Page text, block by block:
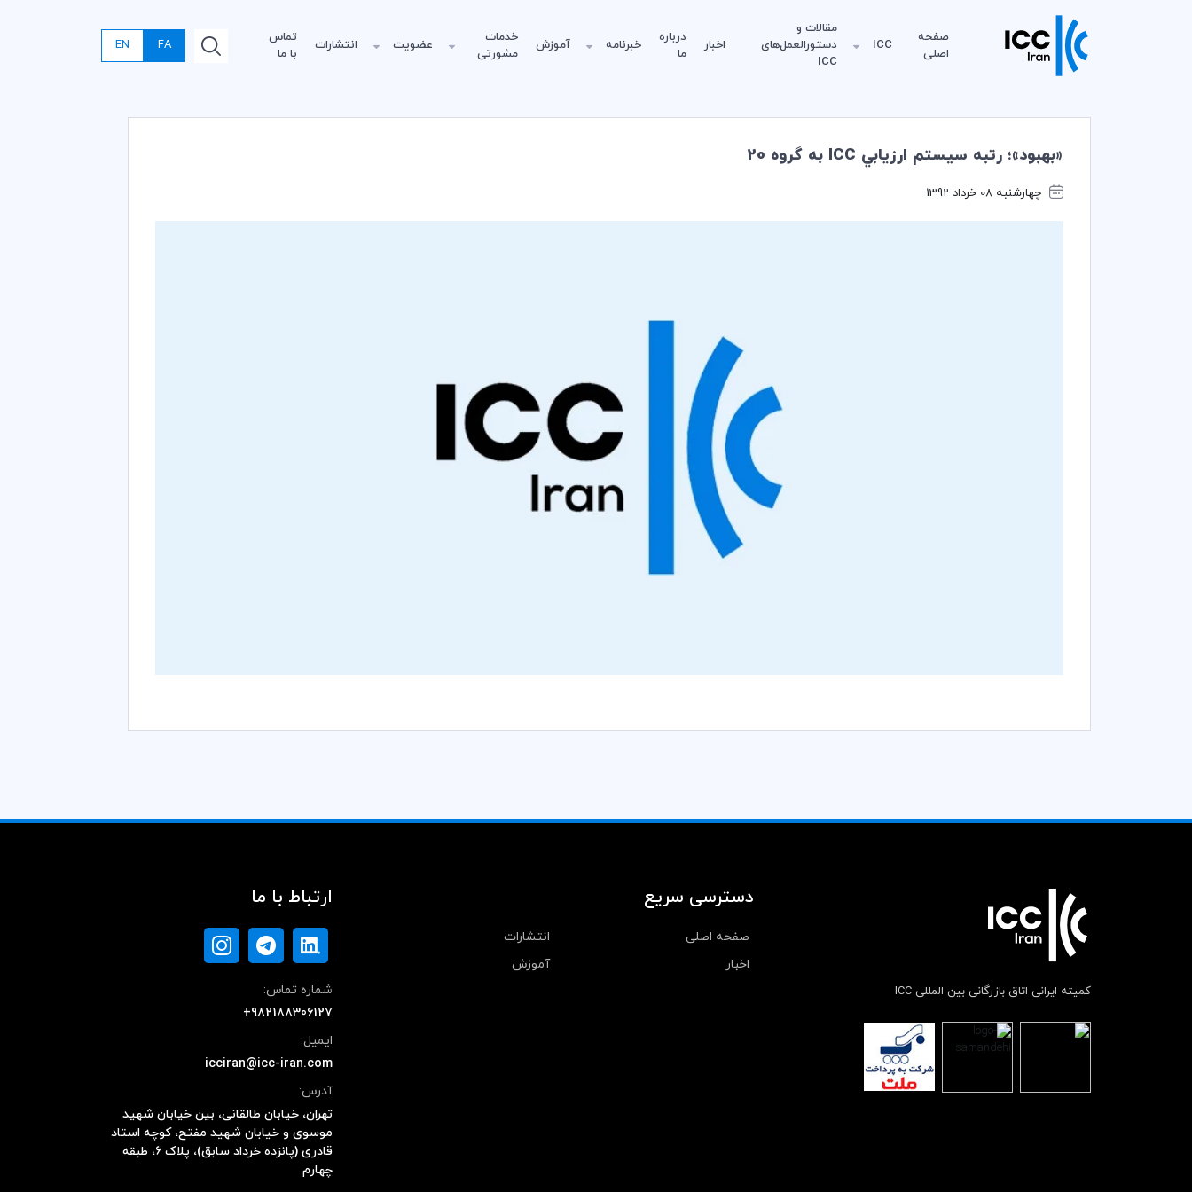
صفحه
اصلی
ICC
مقالات و
دستورالعمل‌های
ICC
اخبار
درباره
ما
خبرنامه آموزش
خدمات
مشورتی
عضویت انتشارات
تماس
با ما
FA
EN
«بهبود»؛ رتبه سيستم ارزيابي ICC به گروه 20
چهارشنبه 08 خرداد 1392
کمیته ایرانی اتاق بازرگانی بین المللی ICC
دسترسی سریع
صفحه اصلی
انتشارات
اخبار
آموزش
ارتباط با ما
شماره تماس:
+982188306127
ایمیل:
icciran@icc-iran.com
آدرس:
تهران، خیابان طالقانی، بین خیابان شهید
موسوی و خیابان شهید مفتح، کوچه استاد
قادری (پانزده خرداد سابق)، پلاک ۶، طبقه
چهارم